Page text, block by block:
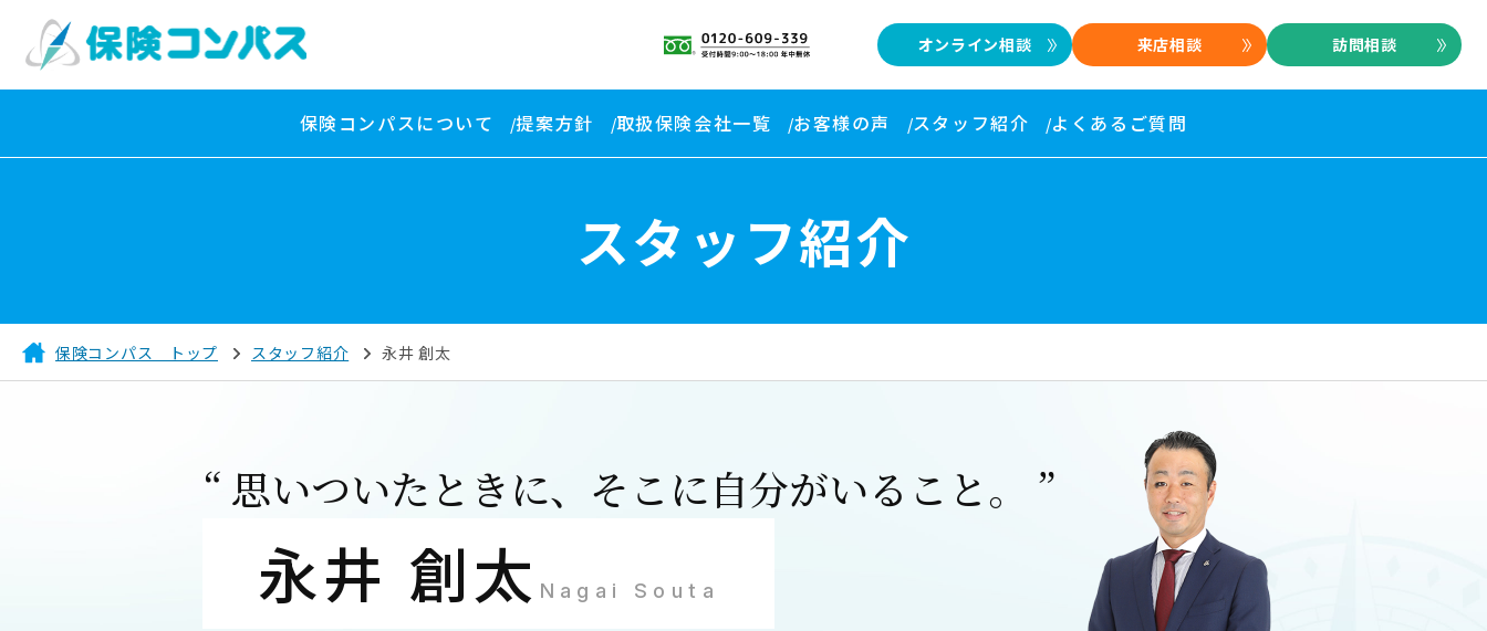
オンライン相談 来店相談 訪問相談
保険コンパスについて 提案方針 取扱保険会社一覧 お客様の声 スタッフ紹介 よくあるご質問
スタッフ紹介
保険コンパス トップ スタッフ紹介 永井 創太
“ 思いついたときに、そこに自分がいること。 ”
永井 創太 Nagai Souta